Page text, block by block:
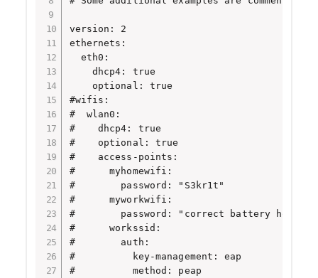
version: 2
ethernets:
  eth0:
    dhcp4: true
    optional: true
#wifis:
#  wlan0:
#    dhcp4: true
#    optional: true
#    access-points:
#      myhomewifi:
#        password: "S3kr1t"
#      myworkwifi:
#        password: "correct battery horse
#      workssid:
#        auth:
#          key-management: eap
#          method: peap